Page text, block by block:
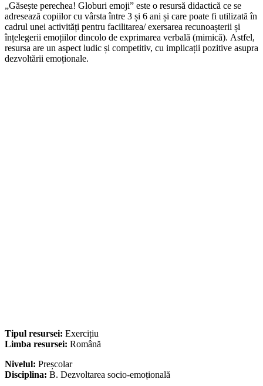
„Găsește perechea! Globuri emoji” este o resursă didactică ce se
adresează copiilor cu vârsta între 3 și 6 ani și care poate fi utilizată în
cadrul unei activități pentru facilitarea/ exersarea recunoașterii și
înțelegerii emoțiilor dincolo de exprimarea verbală (mimică). Astfel,
resursa are un aspect ludic și competitiv, cu implicații pozitive asupra
dezvoltării emoționale.
Tipul resursei: Exercițiu
Limba resursei: Română
Nivelul: Preșcolar
Disciplina: B. Dezvoltarea socio-emoțională